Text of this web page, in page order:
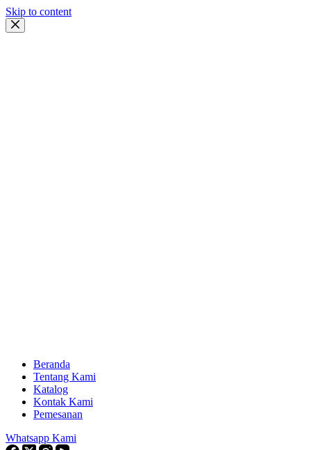
Skip to content
Beranda
Tentang Kami
Katalog
Kontak Kami
Pemesanan
Whatsapp Kami